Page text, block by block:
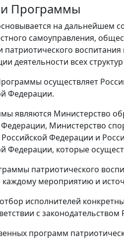
Программы
на дальнейшем
самоуправления,
патриотического
деятельности всех
осуществляет
Федерации.
являются Министерство
Министерство
Федерации и
Федерации, которые
патриотического
мероприятию и
исполнителей
с
программ